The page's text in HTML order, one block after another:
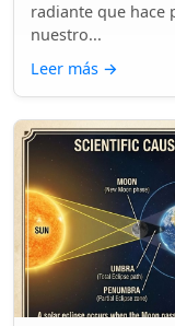
radiante que hace
nuestro...
Leer más →